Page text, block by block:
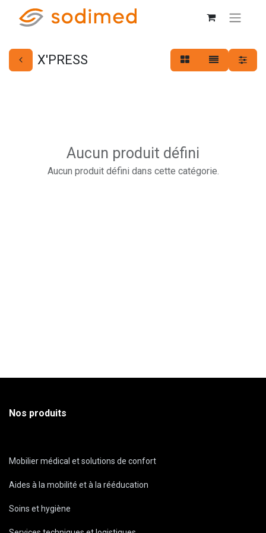
X'PRESS
Aucun produit défini
Aucun produit défini dans cette catégorie.
Nos produits
Mobilier médical et solutions de confort
Aides à la mobilité et à la rééducation
Soins et hygiène